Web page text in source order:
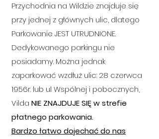
Przychodnia na Wildzie znajduje się
przy jednej z głównych ulic, dlatego
Parkowanie JEST UTRUDNIONE.
Dedykowanego parkingu nie
posiadamy. Można jednak
zaparkować wzdłuż ulic: 28 czerwca
1956r. lub ul Wspólnej i pobocznych,
Vilda NIE ZNAJDUJE SIĘ w strefie
płatnego parkowania.
Bardzo łatwo dojechać do nas